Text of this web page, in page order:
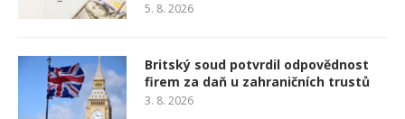
5. 8. 2026
Britský soud potvrdil odpovědnost
firem za daň u zahraničních trustů
3. 8. 2026